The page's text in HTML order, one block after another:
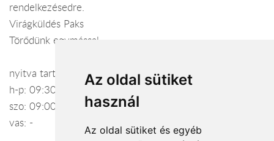
Az oldal sütiket
használ
Az oldal sütiket és egyéb
rendelkezésedre.
Virágküldés Paks
Törődünk egymással
nyitva tartás:
h-p: 09:30-17:30
szo: 09:00-12:00
vas: -